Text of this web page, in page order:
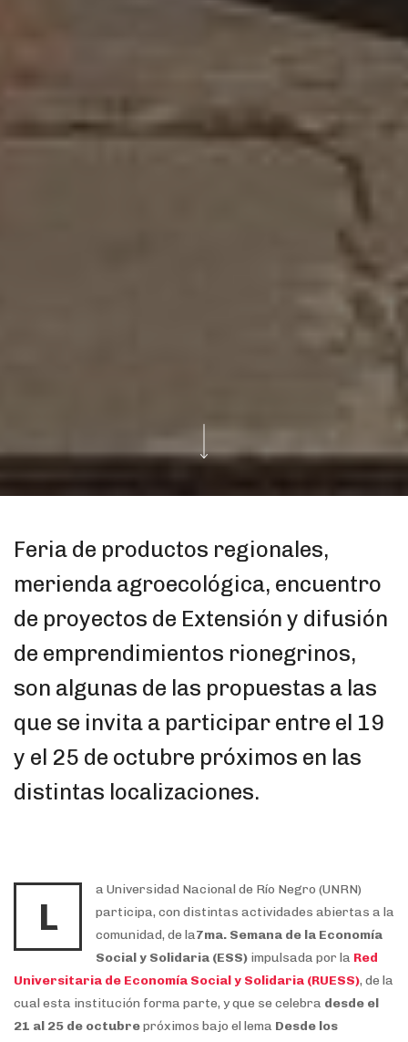
Feria de productos regionales,
merienda agroecológica, encuentro
de proyectos de Extensión y difusión
de emprendimientos rionegrinos,
son algunas de las propuestas a las
que se invita a participar entre el 19
y el 25 de octubre próximos en las
distintas localizaciones.
L
a Universidad Nacional de Río Negro (UNRN)
participa, con distintas actividades abiertas a la
comunidad, de la7ma. Semana de la Economía
Social y Solidaria (ESS) impulsada por la Red
Universitaria de Economía Social y Solidaria (RUESS), de la
cual esta institución forma parte, y que se celebra desde el
21 al 25 de octubrepróximos bajo el lema Desde los